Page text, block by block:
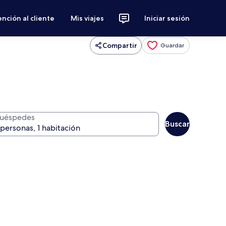
al cliente Mis viajes Iniciar sesión
Compartir Guardar
Buscar